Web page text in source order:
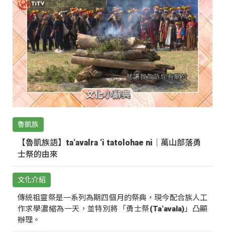
魯凱族
【魯凱族語】ta‘avalra ‘i tatolohae ni｜萬山部落勇
士祭的由來
文化介紹
傳統祖靈祭是一系列為期四個月的祭典，現今配合族人工
作求學濃縮為一天，並特別將「勇士祭(Ta‘avala)」凸顯
辦理。